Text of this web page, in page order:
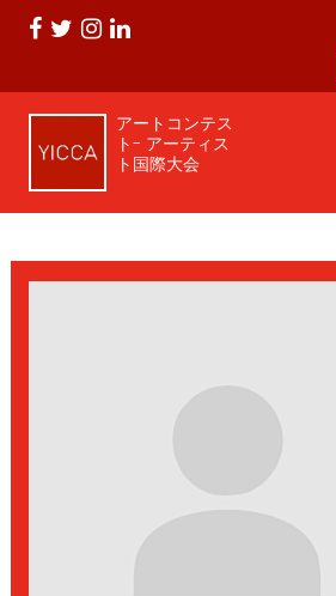
アートコンテス
ト- アーティス
ト国際大会